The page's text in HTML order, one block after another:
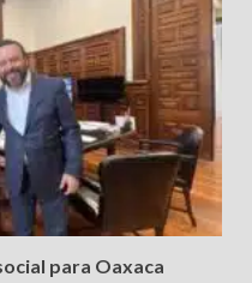
para Oaxaca